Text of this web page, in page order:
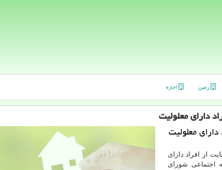
زمین اجاره
دارای معلولیت
معلولیت
از افراد دارای
اجتماعی شورای